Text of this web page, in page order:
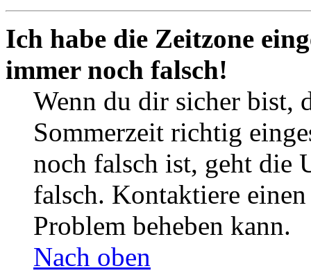
Ich habe die Zeitzone
immer noch falsch!
Wenn du dir sicher bist,
Sommerzeit richtig
noch falsch ist, geht die
falsch. Kontaktiere
Problem beheben kann.
Nach oben